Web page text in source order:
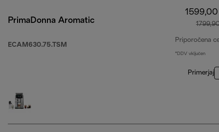
PrimaDonna Aromatic
ECAM630.75.TSM
Priporočena
*DDV vključen
Primerjaj